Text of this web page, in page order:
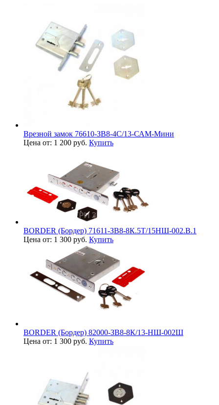
Врезной замок 76610-ЗВ8-4С/13-САМ-Мини
Цена от: 1 200 руб. Купить
BORDER (Бордер) 71611-ЗВ8-8К.5Т/15НШ-002.В.1
Цена от: 1 300 руб. Купить
BORDER (Бордер) 82000-ЗВ8-8К/13-НШ-002Ш
Цена от: 1 300 руб. Купить